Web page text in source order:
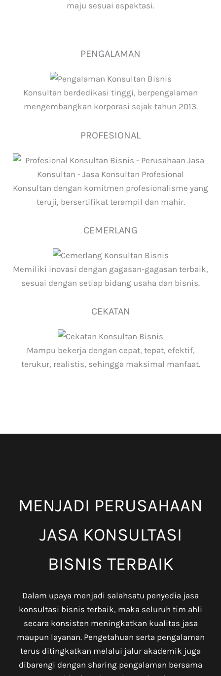
maju sesuai espektasi.
PENGALAMAN
Konsultan berdedikasi tinggi, berpengalaman
mengembangkan korporasi sejak tahun 2013.
PROFESIONAL
Konsultan dengan komitmen profesionalisme yang
teruji, bersertifikat terampil dan mahir.
CEMERLANG
Memiliki inovasi dengan gagasan-gagasan terbaik,
sesuai dengan setiap bidang usaha dan bisnis.
CEKATAN
Mampu bekerja dengan cepat, tepat, efektif,
terukur, realistis, sehingga maksimal manfaat.
MENJADI PERUSAHAAN
JASA KONSULTASI
BISNIS TERBAIK
Dalam upaya menjadi salahsatu penyedia jasa
konsultasi bisnis terbaik, maka seluruh tim ahli
secara konsisten meningkatkan kualitas jasa
maupun layanan. Pengetahuan serta pengalaman
terus ditingkatkan melalui jalur akademik juga
dibarengi dengan sharing pengalaman bersama